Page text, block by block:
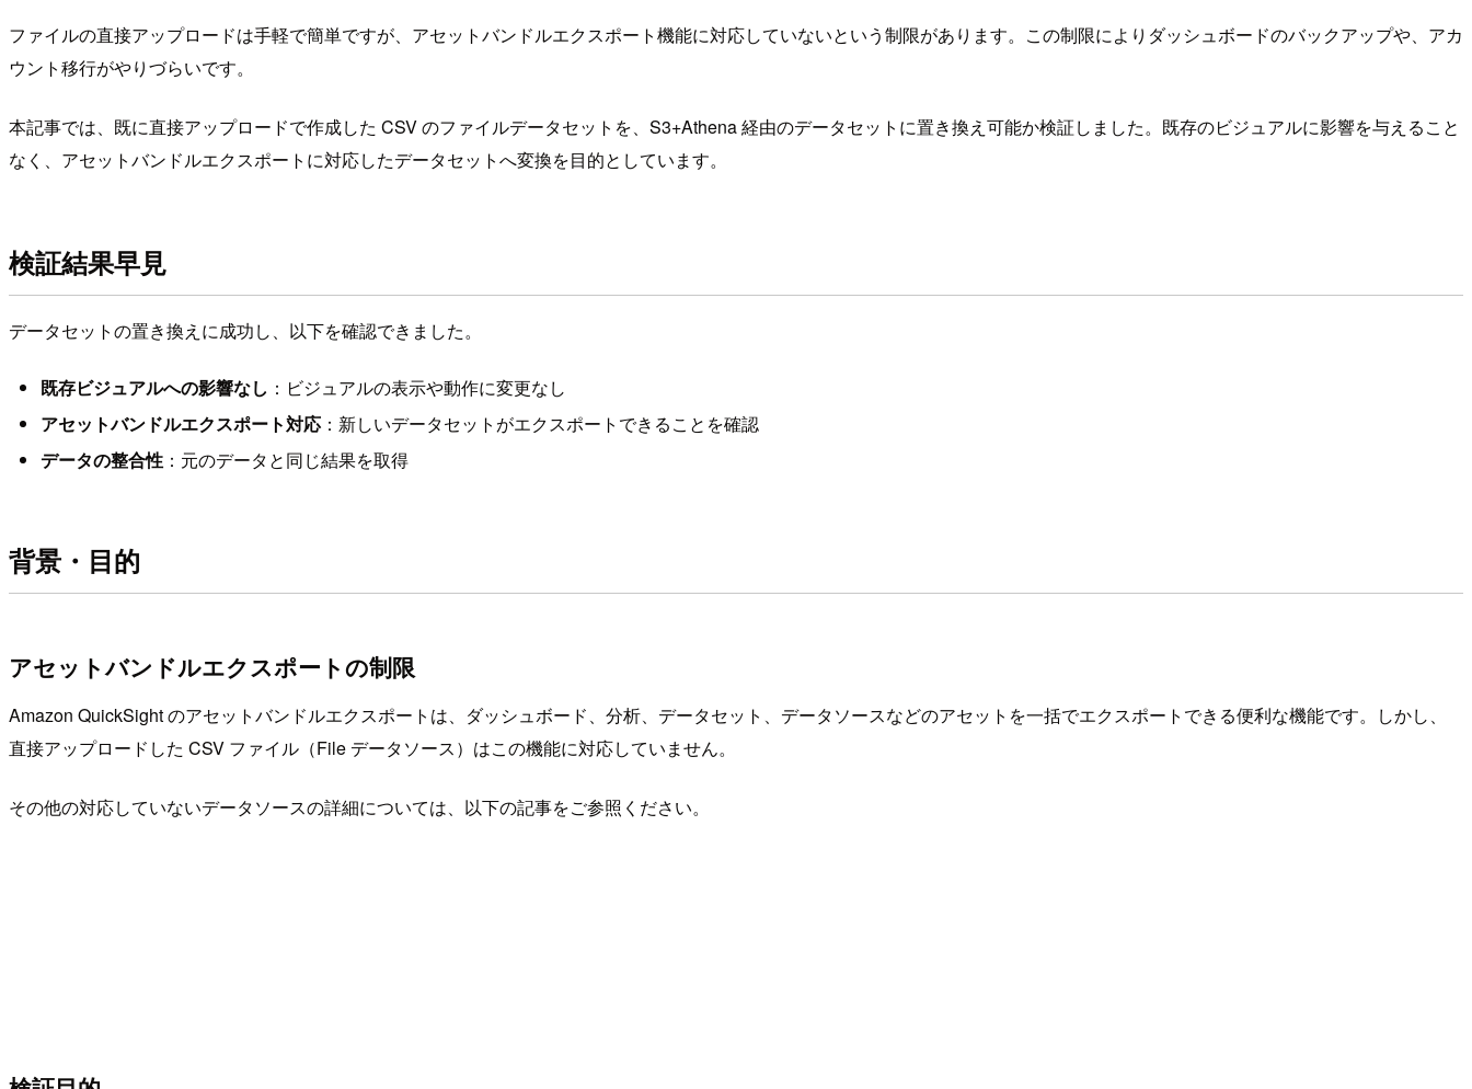
ファイルの直接アップロードは手軽で簡単ですが、アセットバンドルエクスポート機能に対応していないという制限があります。この制限によりダッシュボードのバックアップや、アカ
ウント移行がやりづらいです。
本記事では、既に直接アップロードで作成した CSV のファイルデータセットを、S3+Athena 経由のデータセットに置き換え可能か検証しました。既存のビジュアルに影響を与えること
なく、アセットバンドルエクスポートに対応したデータセットへ変換を目的としています。
検証結果早見
データセットの置き換えに成功し、以下を確認できました。
既存ビジュアルへの影響なし ：ビジュアルの表示や動作に変更なし
アセットバンドルエクスポート対応：新しいデータセットがエクスポートできることを確認
データの整合性：元のデータと同じ結果を取得
背景・目的
アセットバンドルエクスポートの制限
Amazon QuickSight のアセットバンドルエクスポートは、ダッシュボード、分析、データセット、データソースなどのアセットを一括でエクスポートできる便利な機能です。しかし、
直接アップロードした CSV ファイル（File データソース）はこの機能に対応していません。
その他の対応していないデータソースの詳細については、以下の記事をご参照ください。